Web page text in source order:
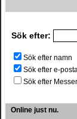
Sök efter:
Sök efter namn
Sök efter e-
Sök efter
Online just nu.